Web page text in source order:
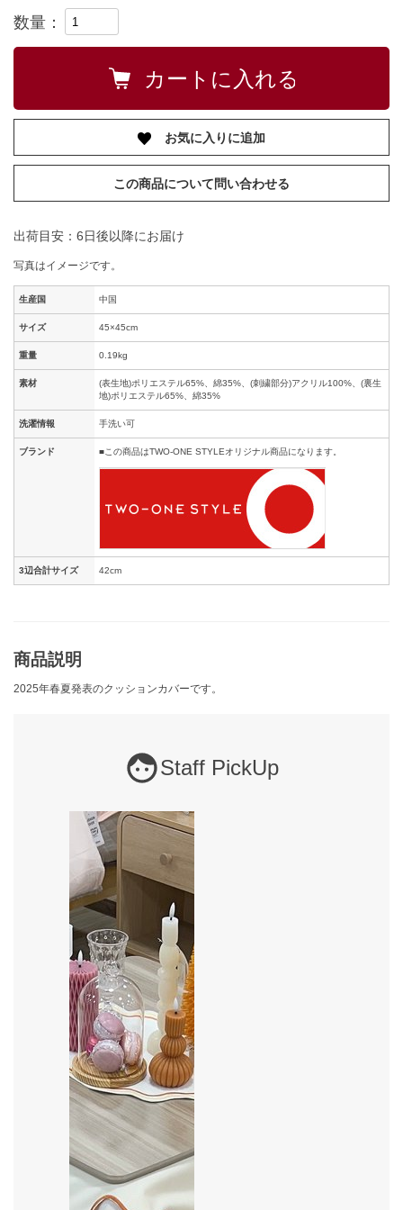
数量：
お気に入りに追加
この商品について問い合わせる
出荷目安：6日後以降にお届け
写真はイメージです。
生産国 中国
サイズ 45×45cm
重量 0.19kg
素材
(表生地)ポリエステル65%、綿35%、(刺繍部分)アクリル100%、(裏生
地)ポリエステル65%、綿35%
洗濯情報 手洗い可
ブランド ■この商品はTWO-ONE STYLEオリジナル商品になります。
3辺合計サイズ 42cm
商品説明
2025年春夏発表のクッションカバーです。
Staff PickUp